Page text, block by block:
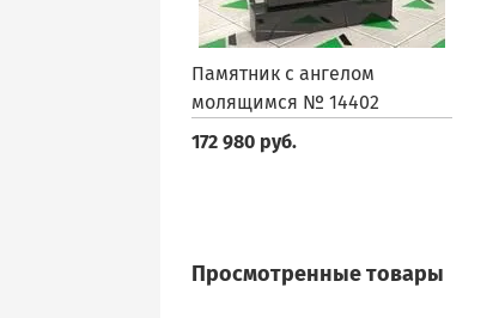
Памятник с ангелом
молящимся № 14402
172 980 руб.
Просмотренные товары